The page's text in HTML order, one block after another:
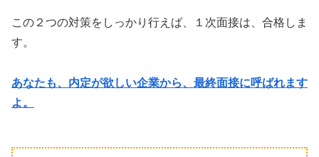
この２つの対策をしっかり行えば、１次面接は、合格しま
す。
あなたも、内定が欲しい企業から、最終面接に呼ばれます
よ。